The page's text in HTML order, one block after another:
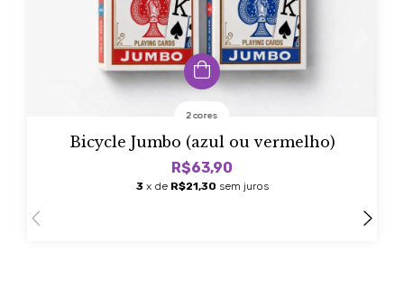
2 cores
Bicycle Jumbo (azul ou vermelho)
R$63,90
3 x de R$21,30 sem juros